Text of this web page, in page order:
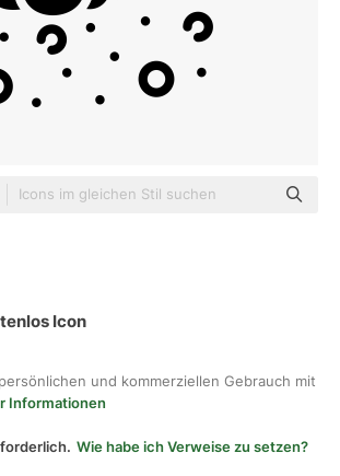
fill
Icon
und kommerziellen Gebrauch mit
Informationen
Wie habe ich Verweise zu setzen?